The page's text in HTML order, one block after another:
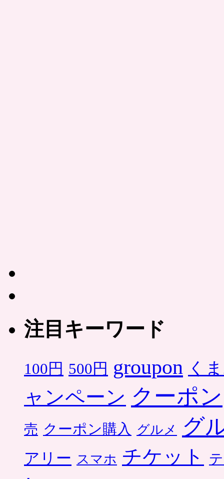
注目キーワード
100円 500円 groupon く
ャンペーン クーポン
売 クーポン購入 グルメ グ
アリー スマホ チケット